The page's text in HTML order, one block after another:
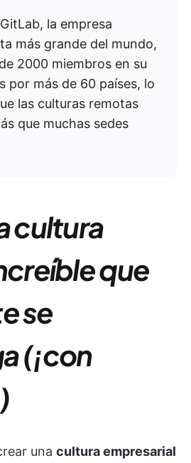
GitLab, la empresa
más grande del mundo,
2000 miembros en su
por más de 60 países, lo
las culturas remotas
que muchas sedes
cultura
que
se
(¡con
una cultura empresarial